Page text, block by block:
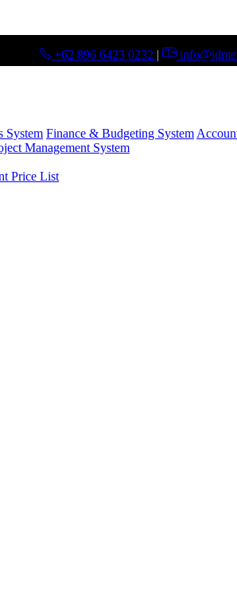
+62 896 6423 0232 |
System Finance & Budgeting System
Management System
Price List